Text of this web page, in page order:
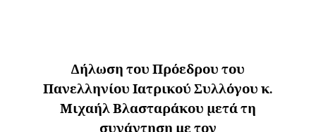
Δήλωση του Πρόεδρου του
Πανελληνίου Ιατρικού Συλλόγου κ.
Μιχαήλ Βλασταράκου μετά τη
συνάντηση με τον